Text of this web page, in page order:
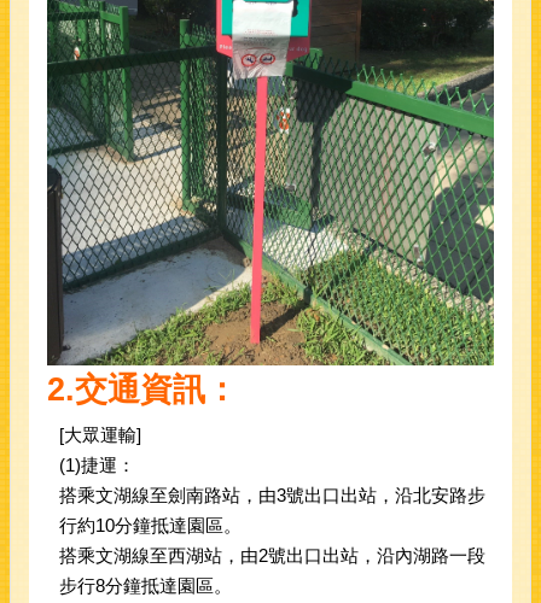
2.交通資訊：
[大眾運輸]
(1)捷運：
搭乘文湖線至劍南路站，由3號出口出站，沿北安路步
行約10分鐘抵達園區。
搭乘文湖線至西湖站，由2號出口出站，沿內湖路一段
步行8分鐘抵達園區。